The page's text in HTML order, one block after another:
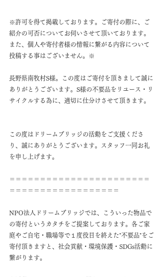
※許可を得て掲載しております。ご寄付の際に、ご
紹介の可否についてお伺いさせて頂いております。
また、個人や寄付者様の情報に繋がる内容について
投稿する事はございません。※
長野県南牧村S様。この度はご寄付を頂きまして誠に
ありがとうございます。S様の不要品をリユース・リ
サイクルする為に、適切に仕分けさせて頂きます。
この度はドリームブリッジの活動をご支援くださ
り、誠にありがとうございます。スタッフ一同お礼
を申し上げます。
＝＝＝＝＝＝＝＝＝＝＝＝＝＝＝＝＝＝＝＝＝＝＝
＝＝＝＝＝＝＝＝＝＝＝＝＝＝＝＝＝＝
NPO法人ドリームブリッジでは、こういった物品で
の寄付というカタチをご提案しております。各ご家
庭やご自宅・職場等で１度役目を終えた"不要品"をご
寄付頂きますと、社会貢献・環境保護・SDGs活動に
繋がります。